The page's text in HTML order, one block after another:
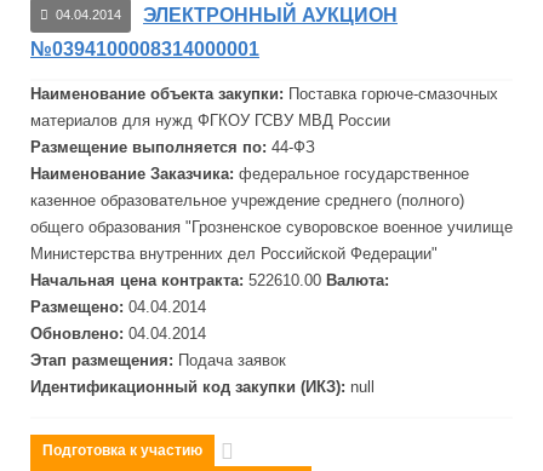
04.04.2014
ЭЛЕКТРОННЫЙ АУКЦИОН
№0394100008314000001
Наименование объекта закупки: Поставка горюче-смазочных
материалов для нужд ФГКОУ ГСВУ МВД России
Размещение выполняется по: 44-ФЗ
Наименование Заказчика: федеральное государственное
казенное образовательное учреждение среднего (полного)
общего образования "Грозненское суворовское военное училище
Министерства внутренних дел Российской Федерации"
Начальная цена контракта: 522610.00 Валюта:
Размещено: 04.04.2014
Обновлено: 04.04.2014
Этап размещения: Подача заявок
Идентификационный код закупки (ИКЗ): null
Подготовка к участию